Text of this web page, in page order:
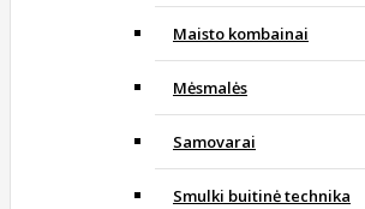
Maisto kombainai
Mėsmalės
Samovarai
Smulki buitinė technika